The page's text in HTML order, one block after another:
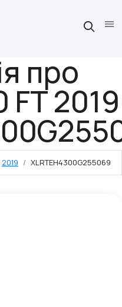
про
FT 2019
2019 XLRTEH4300G255069